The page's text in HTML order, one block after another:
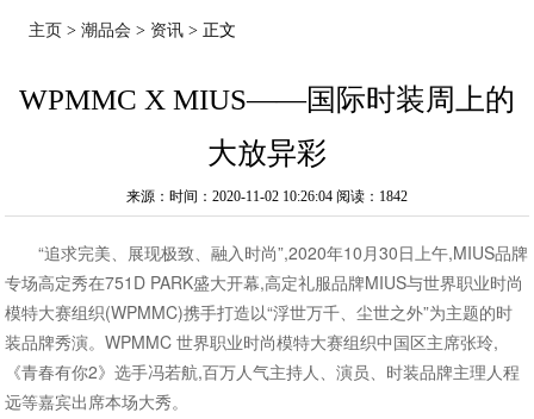
主页 >潮品会 > 资讯 > 正文
WPMMC X MIUS——国际时装周上的
大放异彩
来源：时间：2020-11-02 10:26:04 阅读：1842
“追求完美、展现极致、融入时尚”,2020年10月30日上午,MIUS品牌
专场高定秀在751D PARK盛大开幕,高定礼服品牌MIUS与世界职业时尚
模特大赛组织(WPMMC)携手打造以“浮世万千、尘世之外”为主题的时
装品牌秀演。WPMMC 世界职业时尚模特大赛组织中国区主席张玲,
《青春有你2》选手冯若航,百万人气主持人、演员、时装品牌主理人程
远等嘉宾出席本场大秀。